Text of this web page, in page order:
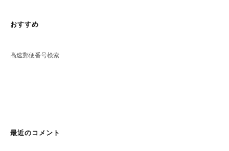
おすすめ
高速郵便番号検索
最近のコメント